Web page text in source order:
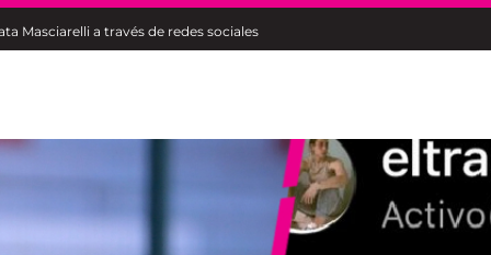
Masciarelli a través de redes sociales